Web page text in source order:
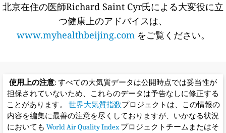
北京在住の医師Richard Saint Cyr氏による大変役に立
つ健康上のアドバイスは、
www.myhealthbeijing.com をご覧ください。
使用上の注意: すべての大気質データは公開時点では妥当性が
担保されていないため、これらのデータは予告なしに修正する
ことがあります。 世界大気質指数プロジェクトは、この情報の
内容を編集に最善の注意を尽くしておりますが、いかなる状況
においても World Air Quality Indexプロジェクトチームまたはそ